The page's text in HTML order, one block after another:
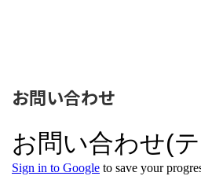
お問い合わせ